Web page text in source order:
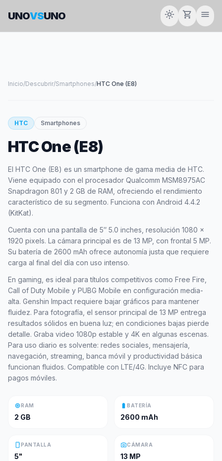
UNOVSUNO light_mode shopping_cart menu
Inicio/Descubrir/Smartphones/HTC One (E8)
smartphone
HTC
HTC Smartphones
HTC One (E8)
El HTC One (E8) es un smartphone de gama media de HTC.
Viene equipado con el procesador Qualcomm MSM8975AC
Snapdragon 801 y 2 GB de RAM, ofreciendo el rendimiento
característico de su segmento. Funciona con Android 4.4.2
(KitKat).
Cuenta con una pantalla de 5″ 5.0 inches, resolución 1080 x
1920 pixels. La cámara principal es de 13 MP, con frontal 5 MP.
Su batería de 2600 mAh ofrece autonomía justa que requiere
carga al final del día con uso intenso.
En gaming, es ideal para títulos competitivos como Free Fire,
Call of Duty Mobile y PUBG Mobile en configuración media-
alta. Genshin Impact requiere bajar gráficos para mantener
fluidez. Para fotografía, el sensor principal de 13 MP entrega
resultados sólidos en buena luz; en condiciones bajas pierde
detalle. Graba video 1080p estable y 4K en algunas escenas.
Para uso diario es solvente: redes sociales, mensajería,
navegación, streaming, banca móvil y productividad básica
funcionan fluidos. Compatible con LTE/4G. Incluye NFC para
pagos móviles.
memoryRAM
2 GB
battery_full BATERÍA
2600 mAh
smartphonePANTALLA
5"
photo_cameraCÁMARA
13 MP